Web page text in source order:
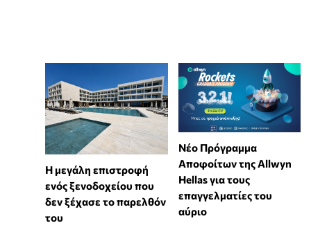
Η μεγάλη επιστροφή
ενός ξενοδοχείου που
δεν ξέχασε το παρελθόν
του
Νέο Πρόγραμμα
Αποφοίτων της Allwyn
Hellas για τους
επαγγελματίες του
αύριο